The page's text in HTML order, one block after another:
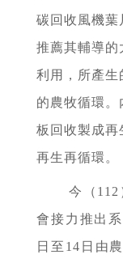
碳回收風機葉
推薦其輔導的
利用，所產生
的農牧循環
板回收製成再
再生再循環。
今（
會接力推出
日至14日由